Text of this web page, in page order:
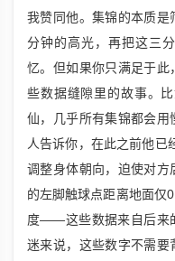
我赞同他。集锦的本质是
分钟的高光，再把这三
忆。但如果你只满足于此
些数据缝隙里的故事。
仙，几乎所有集锦都会
人告诉你，在此之前他已
调整身体朝向，迫使对方
的左脚触球点距离地面仅
度——这些数据来自后来
迷来说，这些数字不需